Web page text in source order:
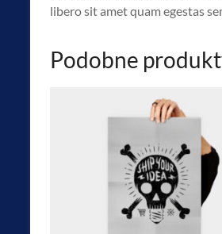
libero sit amet quam egestas
Podobne